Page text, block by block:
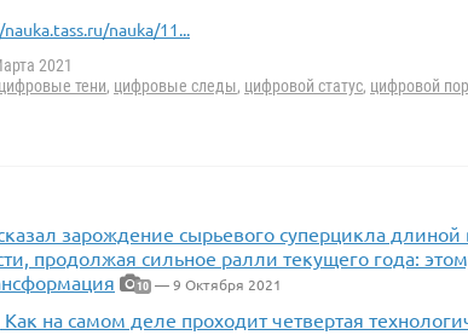
nauka/11...
2021
цифровые тени, цифровые следы, цифровой статус, цифровой
зарождение сырьевого суперцикла
продолжая сильное ралли текущего года:
10 — 9 Октября 2021
на самом деле проходит четвертая